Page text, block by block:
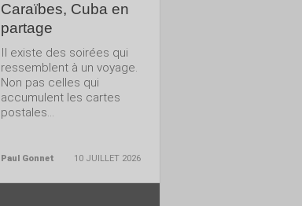
Caraïbes, Cuba en
partage
Il existe des soirées qui
ressemblent à un voyage.
Non pas celles qui
accumulent les cartes
postales...
Paul Gonnet 10 JUILLET 2026